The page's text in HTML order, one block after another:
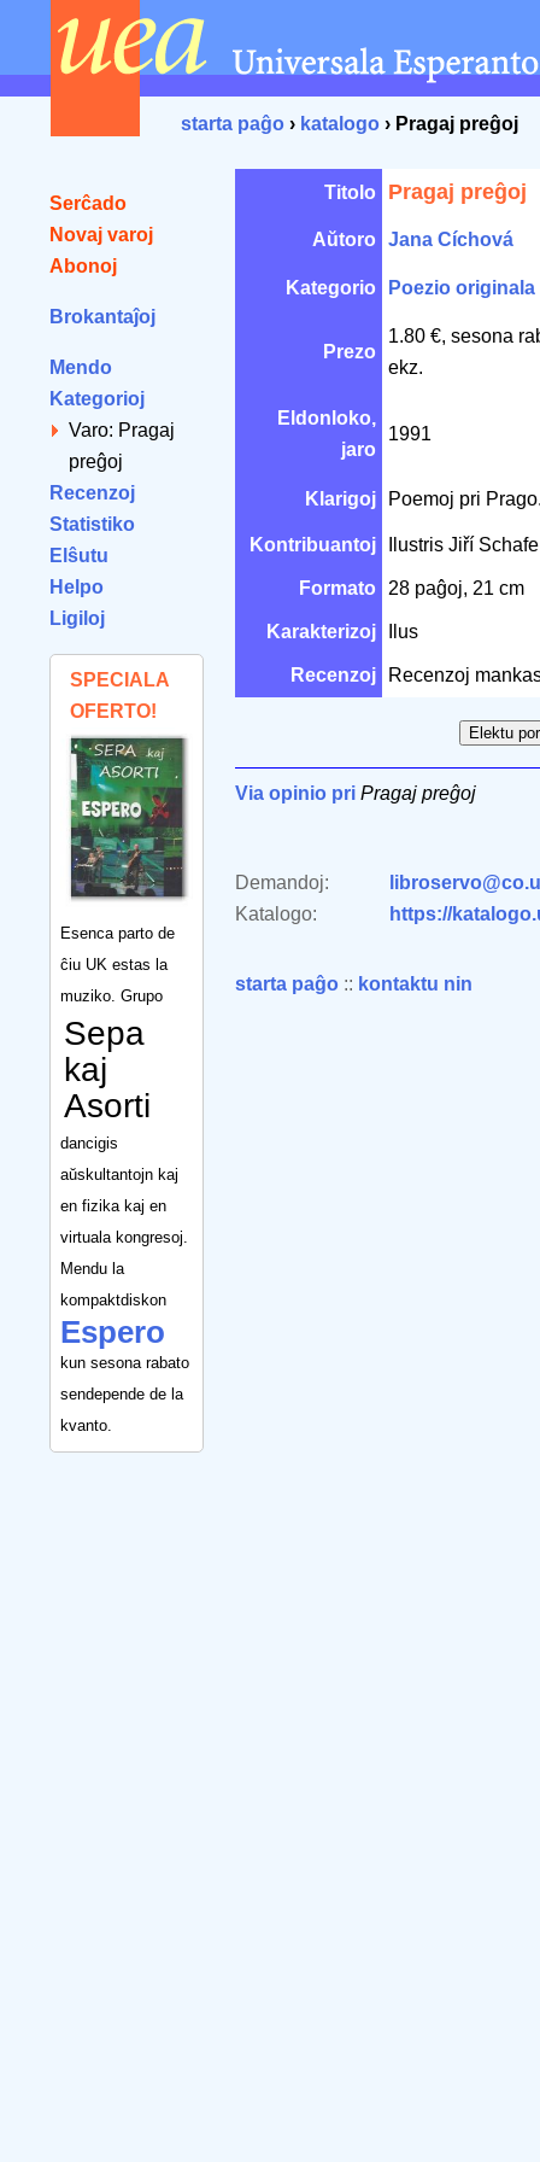
starta paĝo › katalogo › Pragaj preĝoj
Serĉado
Novaj varoj
Abonoj
Brokantaĵoj
Mendo
Kategorioj
Varo: Pragaj
preĝoj
Recenzoj
Statistiko
Elŝutu
Helpo
Ligiloj
SPECIALA
OFERTO!
Esenca parto de
ĉiu UK estas la
muziko. Grupo
Sepa
kaj
Asorti
dancigis
aŭskultantojn kaj
en fizika kaj en
virtuala kongresoj.
Mendu la
kompaktdiskon
Espero
kun sesona rabato
sendepende de la
kvanto.
Titolo Pragaj preĝoj
Aŭtoro Jana Cíchová
Kategorio Poezio originala
Prezo
1.80 €, sesona
ekz.
Eldonloko,
jaro
1991
Klarigoj Poemoj pri
Kontribuantoj Ilustris Jiří
Formato 28 paĝoj, 21 cm
Karakterizoj Ilus
Recenzoj Recenzoj
Via opinio pri Pragaj preĝoj
Demandoj:
Katalogo:
https://
starta paĝo :: kontaktu nin